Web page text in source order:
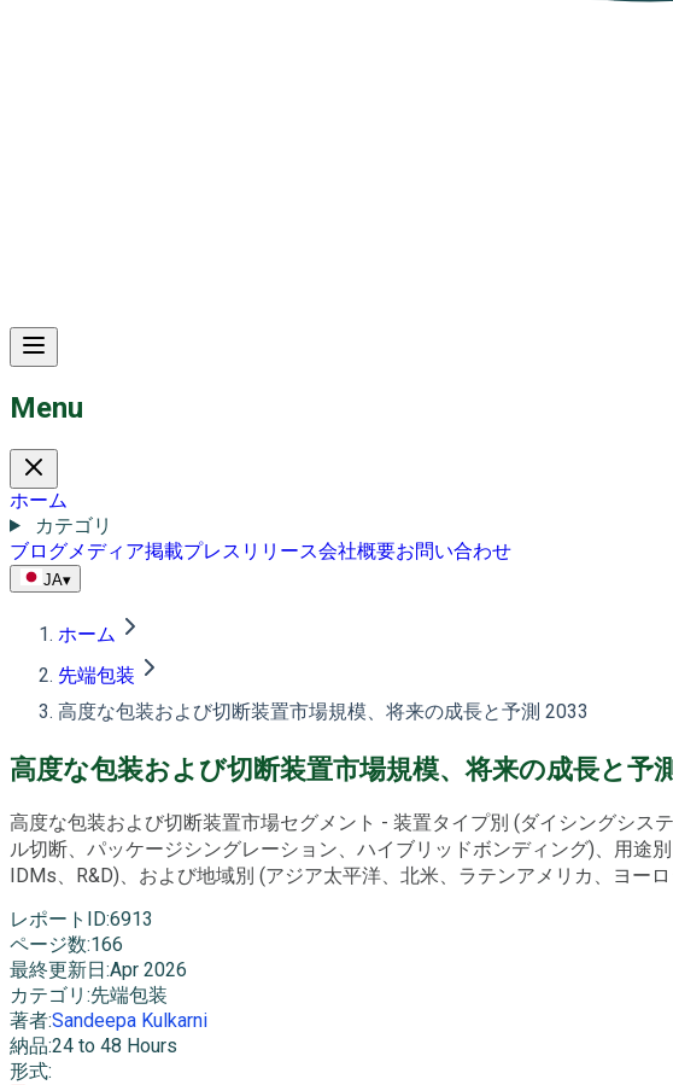
Menu
ホーム
カテゴリ
ブログメディア掲載プレスリリース会社概要お問い合わせ
JA▾
ホーム
先端包装
高度な包装および切断装置市場規模、将来の成長と予測 2033
高度な包装および切断装置市場規模、将来の成長と予
高度な包装および切断装置市場セグメント - 装置タイプ別 (ダイシングシ
ル切断、パッケージシングレーション、ハイブリッドボンディング)、用途
IDMs、R&D)、および地域別 (アジア太平洋、北米、ラテンアメリカ、ヨ
レポートID:6913
ページ数:166
最終更新日 :Apr 2026
カテゴリ :先端包装
著者:Sandeepa Kulkarni
納品:24 to 48 Hours
形式: